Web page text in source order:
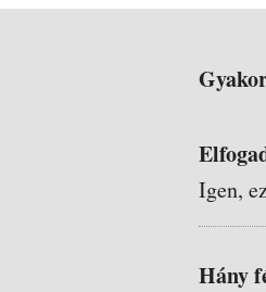
Igen,
Hány